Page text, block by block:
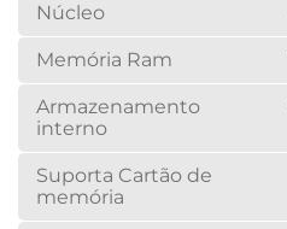
Núcleo
Memória Ram
Armazenamento
interno
Suporta Cartão de
memória